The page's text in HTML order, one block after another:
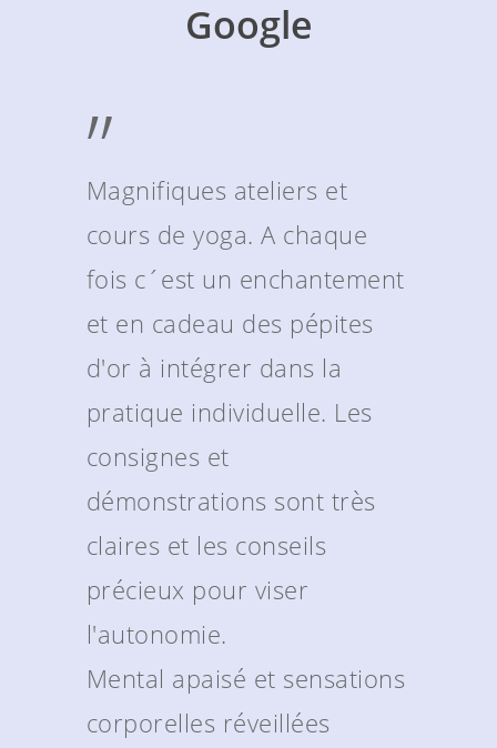
Google
”
Magnifiques ateliers et
cours de yoga. A chaque
fois c´est un enchantement
et en cadeau des pépites
d'or à intégrer dans la
pratique individuelle. Les
consignes et
démonstrations sont très
claires et les conseils
précieux pour viser
l'autonomie.
Mental apaisé et sensations
corporelles réveillées